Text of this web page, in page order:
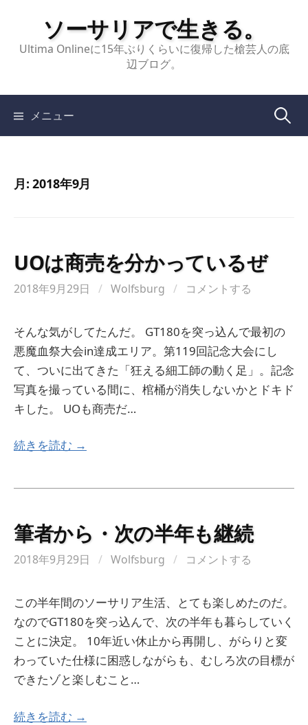
ソーサリアで生きる。
Ultima Onlineに15年ぶりくらいに復帰した槍芸人の底
辺ブログ。
メニュー 検
月:2018年9月
UOは商売を分かっているぜ
2018年9月29日 / Wolfsburg / コメントする
そんな気がしてたんだ。 GT180を突っ込んで最初の
悪魔血祭大会in達成エリア。第119回記念大会にし
て、ついに出てきた「狂える細工師の動く足」。記念
写真を撮っている間に、棺桶が消失しないかとドキド
キした。 UOも商売だ…
続きを読む →
筆者から・次の半年も継続
2018年9月29日 / Wolfsburg / コメントする
この半年間のソーサリア生活、とても楽しめたのだ。
なのでGT180を突っ込んで、次の半年も暮らしていく
ことに決定。 10年近い休止から再開し、がらりと変
わっていた仕様に困惑しながらも、むしろ次の目標が
できたゾと楽しむこと…
続きを読む →